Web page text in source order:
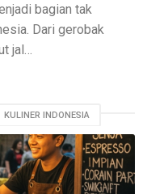
bagian tak
Dari gerobak
jal…
KULINER INDONESIA
TIPS BISNIS